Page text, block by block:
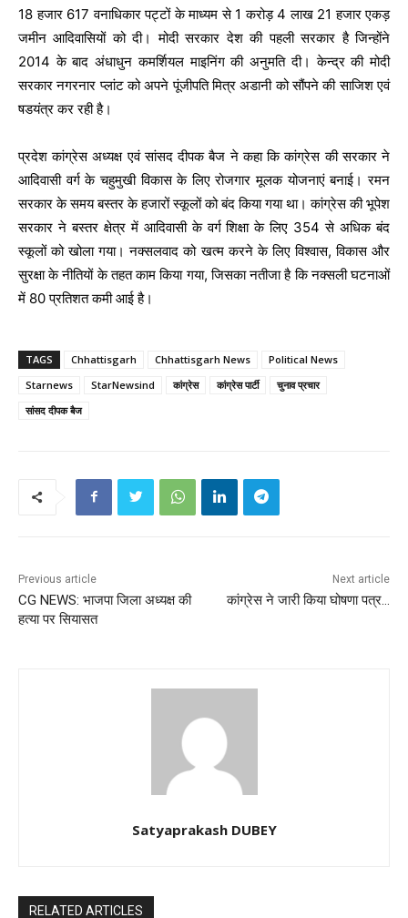
18 हजार 617 वनाधिकार पट्टों के माध्यम से 1 करोड़ 4 लाख 21 हजार एकड़
जमीन आदिवासियों को दी। मोदी सरकार देश की पहली सरकार है जिन्होंने
2014 के बाद अंधाधुन कमर्शियल माइनिंग की अनुमति दी। केन्द्र की मोदी
सरकार नगरनार प्लांट को अपने पूंजीपति मित्र अडानी को सौंपने की साजिश एवं
षडयंत्र कर रही है।
प्रदेश कांग्रेस अध्यक्ष एवं सांसद दीपक बैज ने कहा कि कांग्रेस की सरकार ने
आदिवासी वर्ग के चहुमुखी विकास के लिए रोजगार मूलक योजनाएं बनाई। रमन
सरकार के समय बस्तर के हजारों स्कूलों को बंद किया गया था। कांग्रेस की भूपेश
सरकार ने बस्तर क्षेत्र में आदिवासी के वर्ग शिक्षा के लिए 354 से अधिक बंद
स्कूलों को खोला गया। नक्सलवाद को खत्म करने के लिए विश्वास, विकास और
सुरक्षा के नीतियों के तहत काम किया गया, जिसका नतीजा है कि नक्सली घटनाओं
में 80 प्रतिशत कमी आई है।
TAGS Chhattisgarh Chhattisgarh News
Political News
Starnews
StarNewsind कांग्रेस कांग्रेस पार्टी
चुनाव प्रचार
सांसद दीपक बैज
Previous article
CG NEWS: भाजपा जिला अध्यक्ष की
हत्या पर सियासत
Next article
कांग्रेस ने जारी किया घोषणा पत्र…
Satyaprakash DUBEY
RELATED ARTICLES